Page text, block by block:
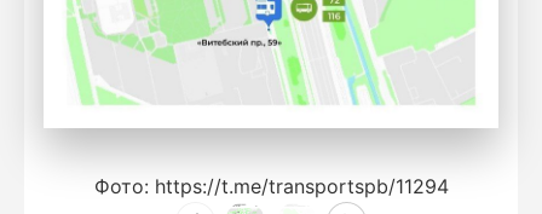
Фото: https://t.me/transportspb/11294